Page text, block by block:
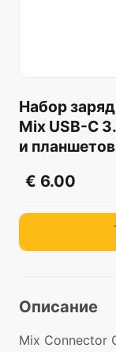
Набор
Mix USB-C
и
€ 6.00
Описание
Mix Connector